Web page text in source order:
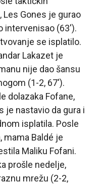
Les Gones je gurao
intervenisao (63′).
se isplatilo.
Lakazet je
nije dao šansu
(1-2, 67′).
dolazaka Fofane,
je nastavio da gura i
isplatila. Posle
mama Baldé je
Maliku Fofani.
prošle nedelje,
mrežu (2-2,